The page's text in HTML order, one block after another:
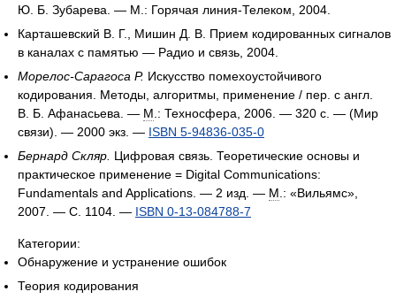
Ю. Б. Зубарева. — М.: Горячая линия-Телеком, 2004.
Карташевский В. Г., Мишин Д. В. Прием кодированных сигналов
в каналах с памятью — Радио и связь, 2004.
Морелос-Сарагоса Р. Искусство помехоустойчивого
кодирования. Методы, алгоритмы, применение / пер. с англ.
В. Б. Афанасьева . — М .: Техносфера, 2006. — 320 с. — (Мир
связи). — 2000 экз. — ISBN 5-94836-035-0
Бернард Скляр. Цифровая связь. Теоретические основы и
практическое применение = Digital Communications:
Fundamentals and Applications. — 2 изд. — М .: «Вильямс»,
2007. — С. 1104. — ISBN 0-13-084788-7
Категории:
Обнаружение и устранение ошибок
Теория кодирования